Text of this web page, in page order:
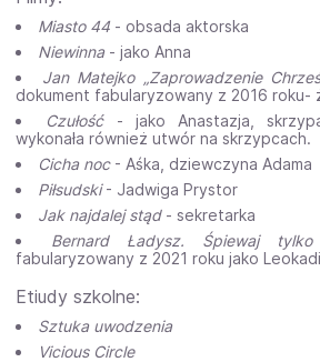
Miasto 44 - obsada aktorska
Niewinna - jako Anna
Jan Matejko „Zaprowadzenie
dokument fabularyzowany z 2016 roku-
Czułość - jako Anastazja,
wykonała również utwór na skrzypcach.
Cicha noc - Aśka, dziewczyna Adama
Piłsudski- Jadwiga Prystor
Jak najdalej stąd - sekretarka
Bernard Ładysz. Śpiewaj tylko
fabularyzowany z 2021 roku jako
Etiudy szkolne:
Sztuka uwodzenia
Vicious Circle